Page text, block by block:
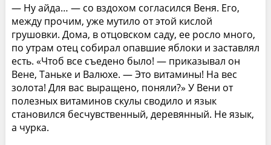
— Ну айда… — со вздохом согласился Веня. Его,
между прочим, уже мутило от этой кислой
грушовки. Дома, в отцовском саду, ее росло много,
по утрам отец собирал опавшие яблоки и заставлял
есть. «Чтоб все съедено было! — приказывал он
Вене, Таньке и Валюхе. — Это витамины! На вес
золота! Для вас выращено, поняли?» У Вени от
полезных витаминов скулы сводило и язык
становился бесчувственный, деревянный. Не язык,
а чурка.